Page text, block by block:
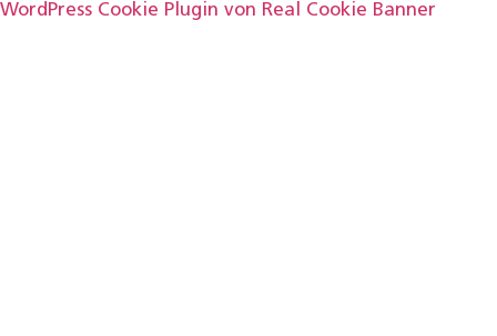
WordPress Cookie Plugin von Real Cookie Banner